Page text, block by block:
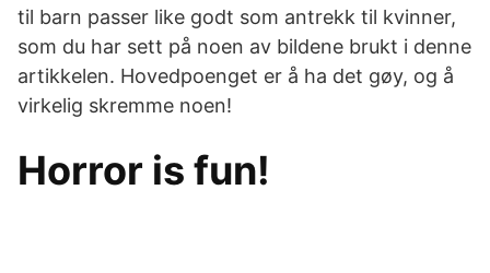
til barn passer like godt som antrekk til kvinner,
som du har sett på noen av bildene brukt i denne
artikkelen. Hovedpoenget er å ha det gøy, og å
virkelig skremme noen!
Horror is fun!